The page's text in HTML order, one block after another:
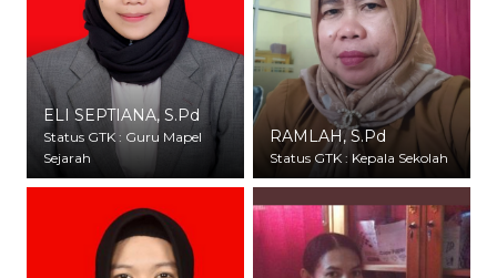
ELI SEPTIANA, S.Pd
Status GTK : Guru Mapel
Sejarah
RAMLAH, S.Pd
Status GTK : Kepala Sekolah